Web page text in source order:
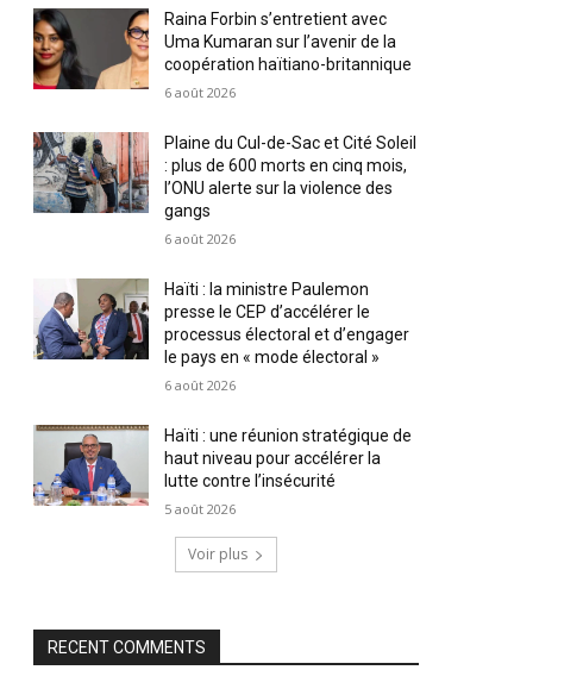
Raina Forbin s’entretient avec
Uma Kumaran sur l’avenir de la
coopération haïtiano-britannique
6 août 2026
Plaine du Cul-de-Sac et Cité Soleil
: plus de 600 morts en cinq mois,
l’ONU alerte sur la violence des
gangs
6 août 2026
Haïti : la ministre Paulemon
presse le CEP d’accélérer le
processus électoral et d’engager
le pays en « mode électoral »
6 août 2026
Haïti : une réunion stratégique de
haut niveau pour accélérer la
lutte contre l’insécurité
5 août 2026
Voir plus
RECENT COMMENTS